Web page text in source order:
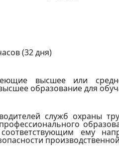
(32 дня)
высшее или
образование для
служб охраны
ему